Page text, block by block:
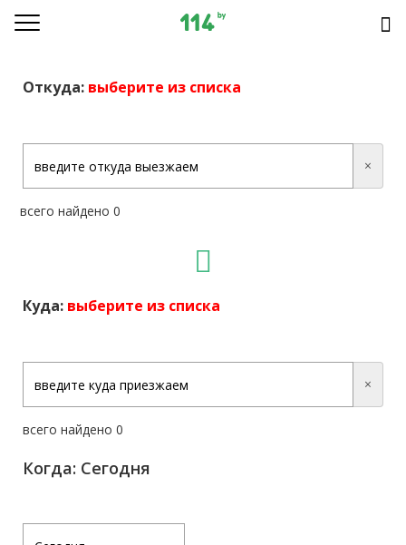
Откуда: выберите из списка
×
всего найдено 0
Куда: выберите из списка
×
всего найдено 0
Когда: Сегодня